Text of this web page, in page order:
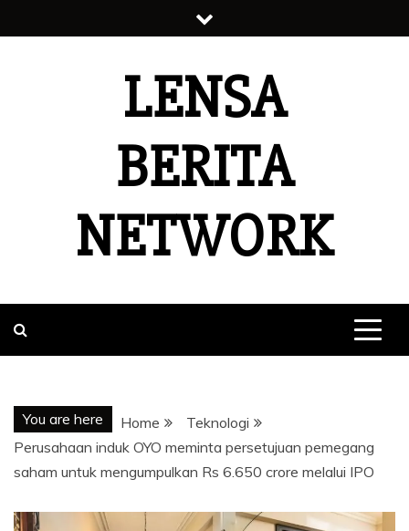
to
LENSA
BERITA
NETWORK
You are here Home
Teknologi
Perusahaan induk OYO meminta persetujuan pemegang
saham untuk mengumpulkan Rs 6.650 crore melalui IPO